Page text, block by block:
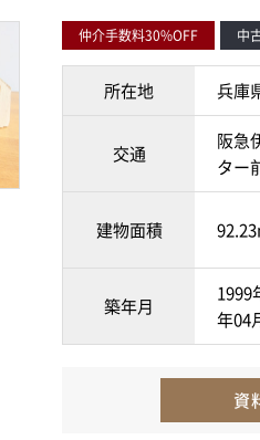
仲介手数料30%OFF 中
所在地 兵庫
交通
阪急
ター
建物面積
築年月
1999
年04
資